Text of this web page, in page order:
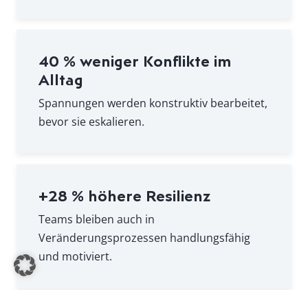
40 % weniger Konflikte im
Alltag
Spannungen werden konstruktiv bearbeitet,
bevor sie eskalieren.
+28 % höhere Resilienz
Teams bleiben auch in
Veränderungsprozessen handlungsfähig
und motiviert.